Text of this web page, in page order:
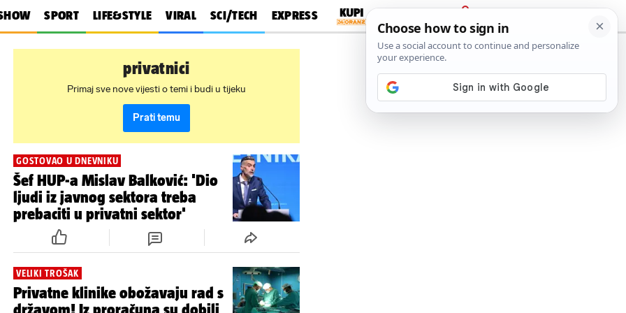
SPORT LIFE&STYLE VIRAL SCI/TECH EXPRESS
PRIJAVA
privatnici
Primaj sve nove vijesti o temi i budi u tijeku
Prati temu
GOSTOVAO U DNEVNIKU
Šef HUP-a Mislav Balković: 'Dio
ljudi iz javnog sektora treba
prebaciti u privatni sektor'
VELIKI TROŠAK
Privatne klinike obožavaju rad s